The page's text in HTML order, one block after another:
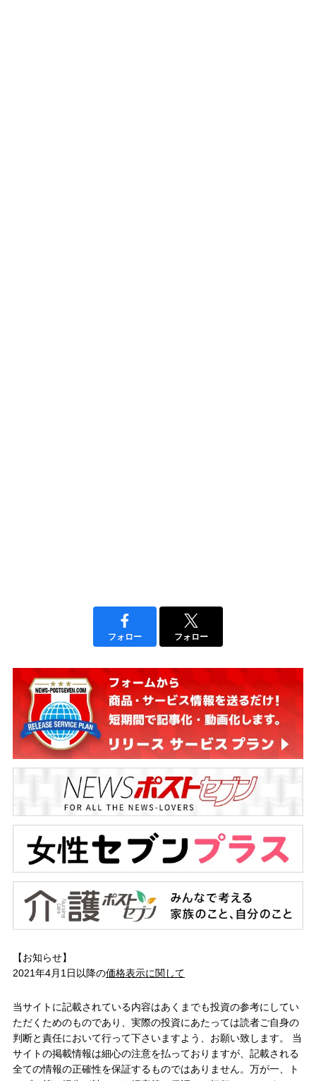
フォロー フォロー
【お知らせ】
2021年4月1日以降の価格表示に関して
当サイトに記載されている内容はあくまでも投資の参考にしてい
ただくためのものであり、実際の投資にあたっては読者ご自身の
判断と責任において行って下さいますよう、お願い致します。 当
サイトの掲載情報は細心の注意を払っておりますが、記載される
全ての情報の正確性を保証するものではありません。万が一、ト